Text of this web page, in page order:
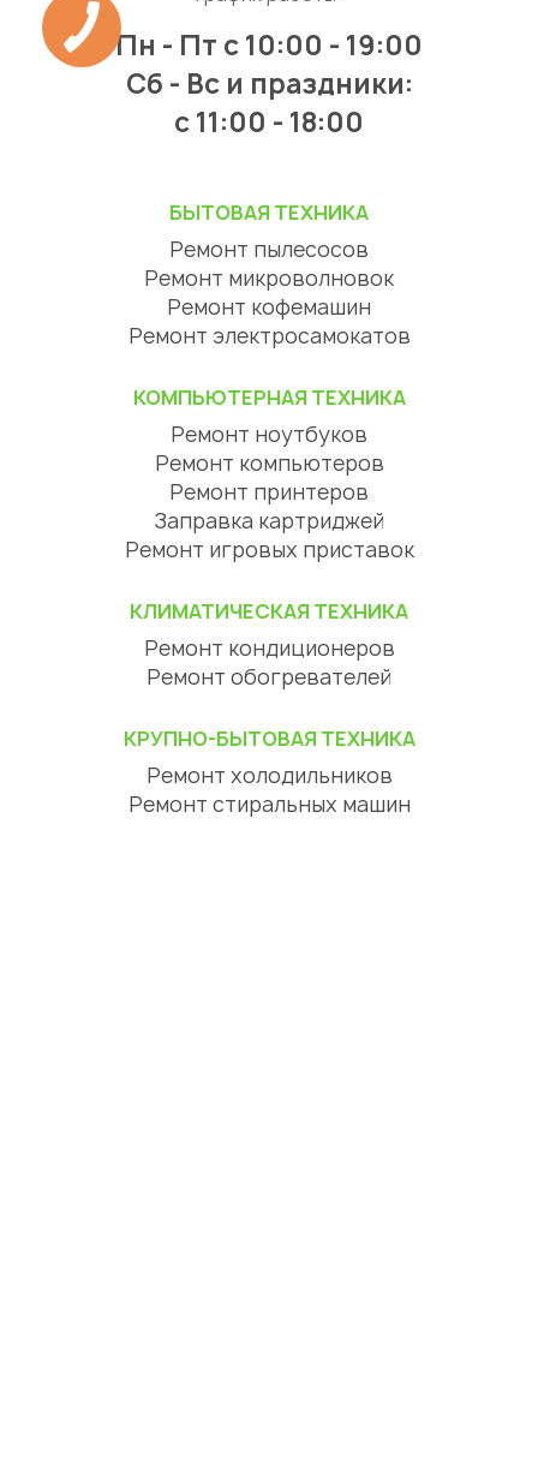
Пн - Пт с 10:00 - 19:00
Сб - Вс и праздники:
c 11:00 - 18:00
БЫТОВАЯ ТЕХНИКА
Ремонт пылесосов
Ремонт микроволновок
Ремонт кофемашин
Ремонт электросамокатов
КОМПЬЮТЕРНАЯ ТЕХНИКА
Ремонт ноутбуков
Ремонт компьютеров
Ремонт принтеров
Заправка картриджей
Ремонт игровых приставок
КЛИМАТИЧЕСКАЯ ТЕХНИКА
Ремонт кондиционеров
Ремонт обогревателей
КРУПНО-БЫТОВАЯ ТЕХНИКА
Ремонт холодильников
Ремонт стиральных машин